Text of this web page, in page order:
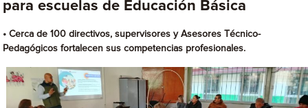
para escuelas de Educación Básica
• Cerca de 100 directivos, supervisores y Asesores Técnico-
Pedagógicos fortalecen sus competencias profesionales.